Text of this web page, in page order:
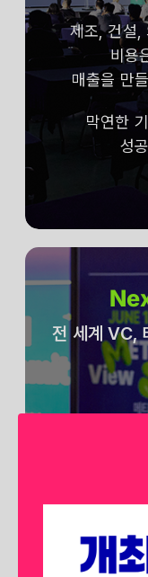
제조, 건설,
비용
매출을 만
막연한
성
전 세계 VC,
전 세계
어떤 분야
생성형 AI
차후 시장